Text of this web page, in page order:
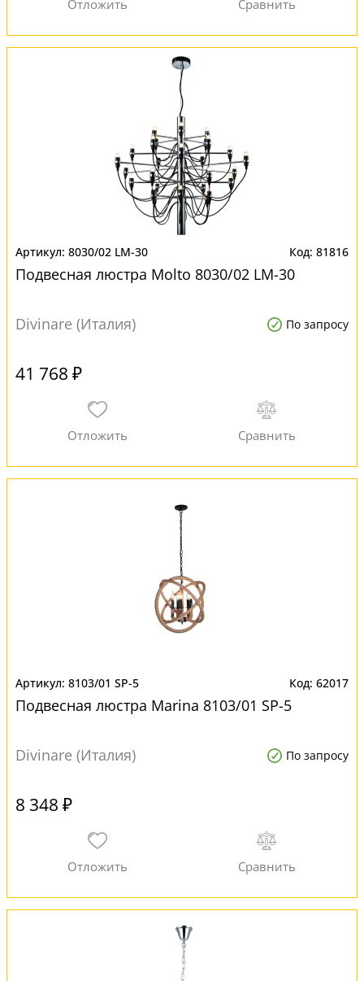
8030/02 LM-30 81816
Подвесная люстра Molto 8030/02 LM-30
Divinare (Италия) По запросу
41 768 ₽
8103/01 SP-5 62017
Подвесная люстра Marina 8103/01 SP-5
Divinare (Италия) По запросу
8 348 ₽